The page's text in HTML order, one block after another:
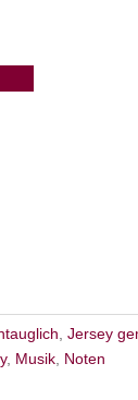
Jersey
, Musik, Noten